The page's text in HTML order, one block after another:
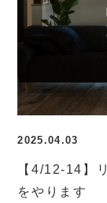
2025.04.03
【4/12-14】
をやります